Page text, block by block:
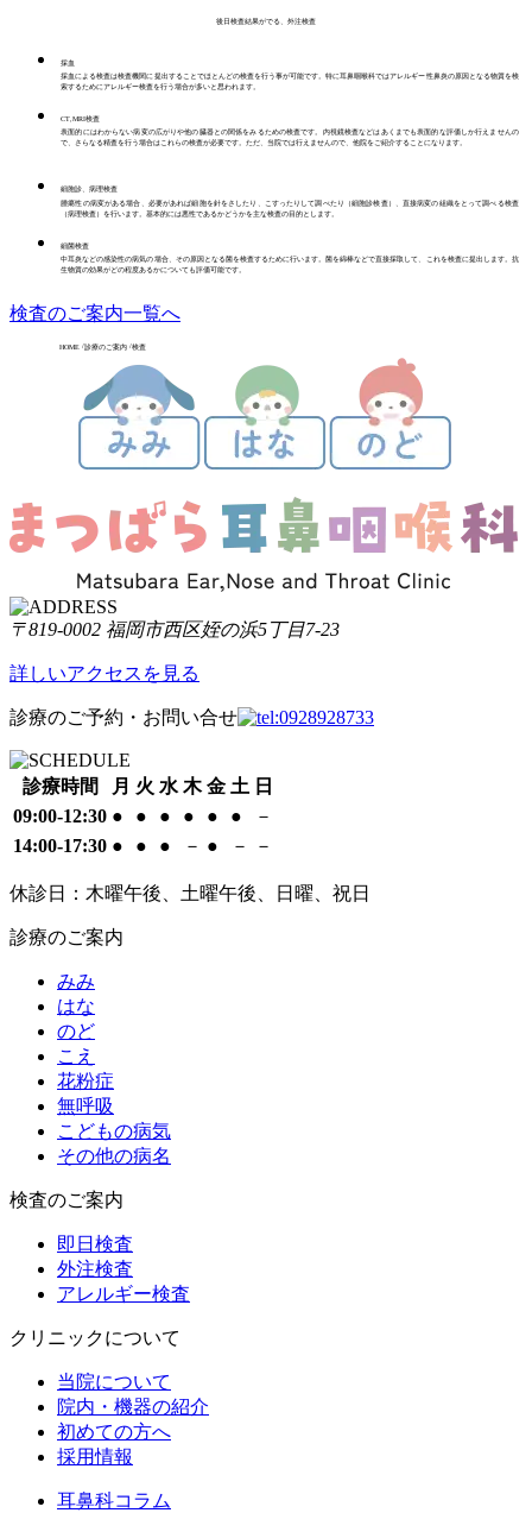
後日検査結果がでる、外注検査
採血
採血による検査は検査機関に提出することでほとんどの検査を行う事が可能です。特に耳鼻咽喉科ではアレルギー性鼻炎の原因となる物質を検
索するためにアレルギー検査を行う場合が多いと思われます。
CT,MRI検査
表面的にはわからない病変の広がりや他の臓器との関係をみるための検査です。内視鏡検査などはあくまでも表面的な評価しか行えませんの
で、さらなる精査を行う場合はこれらの検査が必要です。ただ、当院では行えませんので、他院をご紹介することになります。
細胞診、病理検査
腫瘍性の病変がある場合、必要があれば細胞を針をさしたり、こすったりして調べたり（細胞診検査）、直接病変の組織をとって調べる検査
（病理検査）を行います。基本的には悪性であるかどうかを主な検査の目的とします。
細菌検査
中耳炎などの感染性の病気の場合、その原因となる菌を検査するために行います。菌を綿棒などで直接採取して、これを検査に提出します。抗
生物質の効果がどの程度あるかについても評価可能です。
検査のご案内一覧へ
HOME 診療のご案内 検査
〒819-0002 福岡市西区姪の浜5丁目7-23
詳しいアクセスを見る
診療のご予約・お問い合せ
診療時間 月 火 水 木 金 土 日
09:00-12:30 ● ● ● ● ● ●
－
14:00-17:30 ● ● ● － ● － －
休診日：木曜午後、土曜午後、日曜、祝日
診療のご案内
みみ
はな
のど
こえ
花粉症
無呼吸
こどもの病気
その他の病名
検査のご案内
即日検査
外注検査
アレルギー検査
クリニックについて
当院について
院内・機器の紹介
初めての方へ
採用情報
耳鼻科コラム